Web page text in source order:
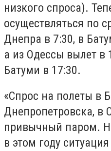
низкого спроса).
осуществляться по
Днепра в 7:30, в
а из Одессы вылет в
Батуми в 17:30.
«Спрос на полеты в
Днепропетровска, в
привычный паром.
в этом году